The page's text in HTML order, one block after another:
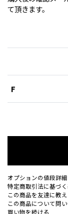
て頂きます。
F
オプションの値段詳細
特定商取引法に基づく
この商品を友達に教え
この商品について問
買い物を続ける